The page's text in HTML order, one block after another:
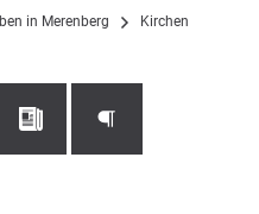
in Merenberg
Kirchen